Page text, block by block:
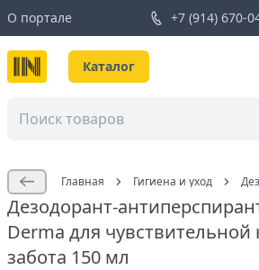
О портале +7 (914) 670-
Каталог
Главная Гигиена и уход
Дезодорант-
Derma для
забота 150 мл